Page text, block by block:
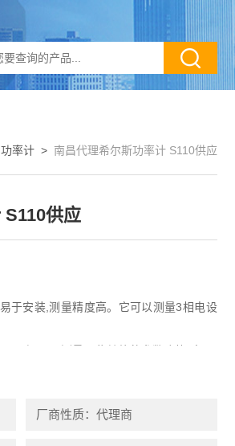
功率计 > 南昌代理希尔斯功率计 S110供应
供应
于安装,测量精度高。它可以测量3相电设
厂商性质：代理商